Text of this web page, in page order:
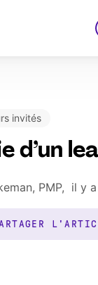
invités
d’un
PMP, il y